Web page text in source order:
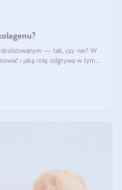
— tak, czy nie? W
i jaką rolę odgrywa w tym